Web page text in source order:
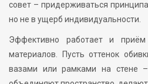
совет – придерживаться
но не в ущерб индивидуальности.
Эффективно работает и
материалов. Пусть оттенок
вазами или рамками на стене